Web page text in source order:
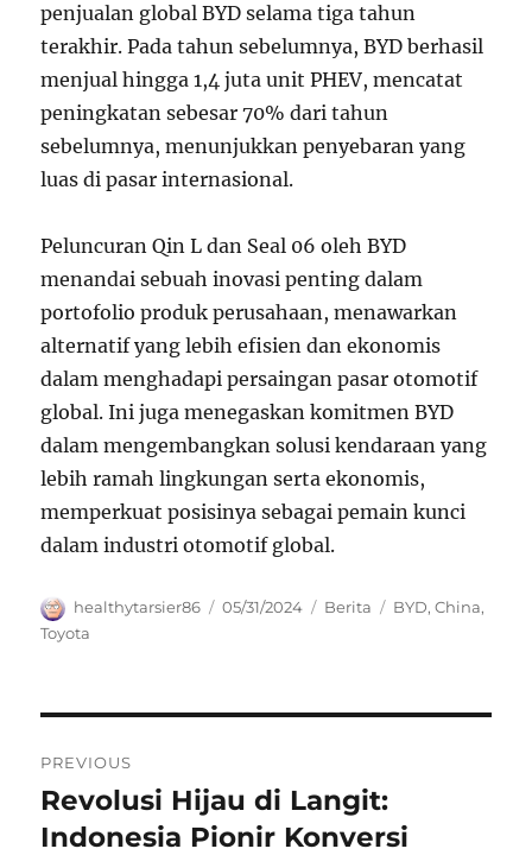
penjualan global BYD selama tiga tahun
terakhir. Pada tahun sebelumnya, BYD berhasil
menjual hingga 1,4 juta unit PHEV, mencatat
peningkatan sebesar 70% dari tahun
sebelumnya, menunjukkan penyebaran yang
luas di pasar internasional.
Peluncuran Qin L dan Seal 06 oleh BYD
menandai sebuah inovasi penting dalam
portofolio produk perusahaan, menawarkan
alternatif yang lebih efisien dan ekonomis
dalam menghadapi persaingan pasar otomotif
global. Ini juga menegaskan komitmen BYD
dalam mengembangkan solusi kendaraan yang
lebih ramah lingkungan serta ekonomis,
memperkuat posisinya sebagai pemain kunci
dalam industri otomotif global.
Author
healthytarsier86
Posted
05/31/2024 Categories
Berita Tags
BYD,China,
Toyota
pos
PREVIOUS
Previous
post:
Revolusi Hijau di Langit:
Indonesia Pionir Konversi